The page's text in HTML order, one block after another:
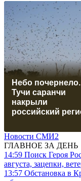
Небо почернело.
Тучи саранчи
накрыли
российский
Новости СМИ2
ГЛАВНОЕ ЗА ДЕНЬ
14:59 Поиск Героя
августа, зацепки,
13:57 Обстановка в